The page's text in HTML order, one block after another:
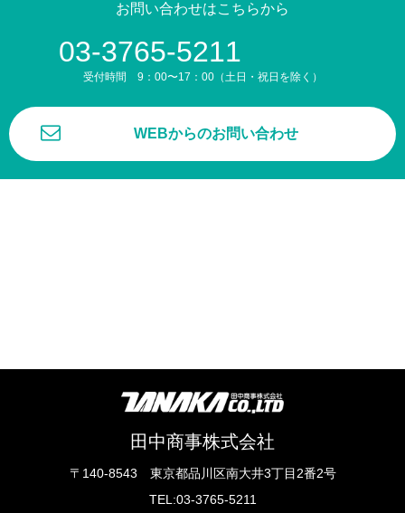
お問い合わせはこちらから
03-3765-5211
受付時間 9：00〜17：00（土日・祝日を除く）
WEBからのお問い合わせ
田中商事株式会社
〒140-8543 東京都品川区南大井3丁目2番2号
TEL:03-3765-5211